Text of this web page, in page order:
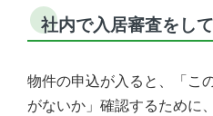
社内で入居審査をし
物件の申込が入ると、「こ
がないか」確認するために